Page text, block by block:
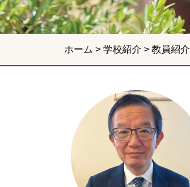
ホーム > 学校紹介 > 教員紹介